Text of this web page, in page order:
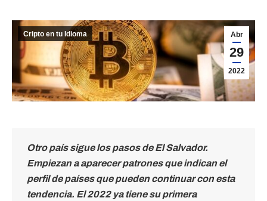
Abr
29
2022
Cripto en tu Idioma
Otro país sigue los pasos de El Salvador.
Empiezan a aparecer patrones que indican el
perfil de países que pueden continuar con esta
tendencia. El 2022 ya tiene su primera